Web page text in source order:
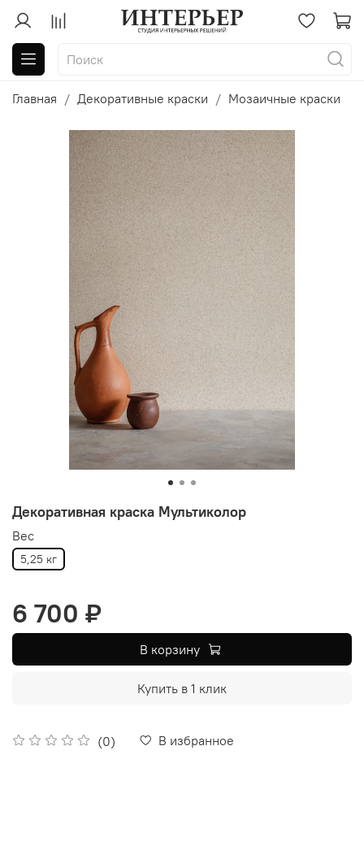
Главная Декоративные краски Мозаичные краски
Декоративная краска Мультиколор
(0) В избранное
Вес
5,25 кг
6 700 ₽
В корзину
Купить в 1 клик